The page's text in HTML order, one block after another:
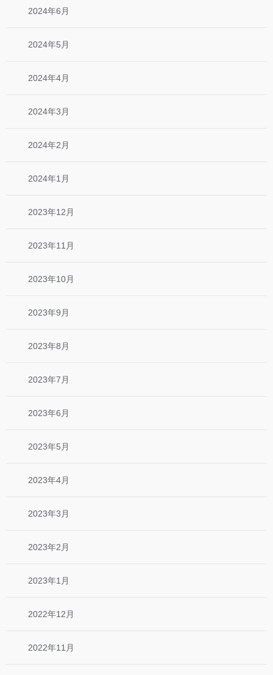
2024年6月
2024年5月
2024年4月
2024年3月
2024年2月
2024年1月
2023年12月
2023年11月
2023年10月
2023年9月
2023年8月
2023年7月
2023年6月
2023年5月
2023年4月
2023年3月
2023年2月
2023年1月
2022年12月
2022年11月